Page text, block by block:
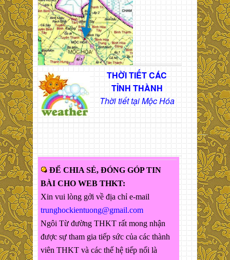
THỜI TIẾT CÁC
TỈNH THÀNH
Thời tiết tại Mộc Hóa
ĐỂ CHIA SẺ, ĐÓNG GÓP TIN
BÀI CHO WEB THKT:
Xin vui lòng gởi về địa chỉ e-mail
trunghockientuong@gmail.com
Ngôi Từ đường THKT rất mong nhận
được sự tham gia tiếp sức của các thành
viên THKT và các thế hệ tiếp nối là